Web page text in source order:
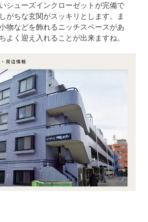
シューズインクローゼットが完備で
がちな玄関がスッキリとします。ま
物などを飾れるニッチスペースがあ
よく迎え入れることが出来ますね。